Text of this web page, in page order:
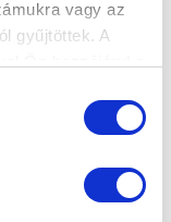
vagy az
gyűjtöttek. A